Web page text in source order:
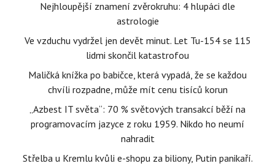
Nejhloupější znamení zvěrokruhu: 4 hlupáci dle
astrologie
Ve vzduchu vydržel jen devět minut. Let Tu-154 se 115
lidmi skončil katastrofou
Maličká knížka po babičce, která vypadá, že se každou
chvíli rozpadne, může mít cenu tisíců korun
„Azbest IT světa“: 70 % světových transakcí běží na
programovacím jazyce z roku 1959. Nikdo ho neumí
nahradit
Střelba u Kremlu kvůli e-shopu za biliony, Putin panikaří.